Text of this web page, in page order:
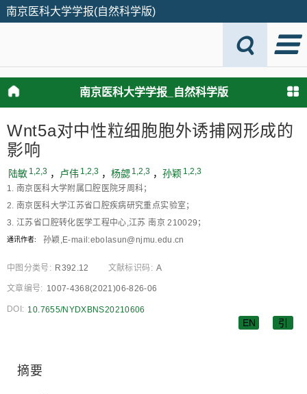
南京医科大学学报(自然科学版)
南京医科大学学报_自然科学版
引
EN
Wnt5a对中性粒细胞胞外诱捕网形成的
影响
陆敏 1,2,3 ， 卢伟 1,2,3 ， 杨勰 1,2,3 ， 孙颖 1,2,3
1. 南京医科大学附属口腔医院牙周科；
2. 南京医科大学江苏省口腔疾病研究重点实验室；
3. 江苏省口腔转化医学工程中心,江苏 南京 210029；
通讯作者: 孙颖,E⁃mail:ebolasun@njmu.edu.cn
中图分类号: R392.12 文献标识码: A
文章编号: 1007-4368(2021)06-826-06
DOI: 10.7655/NYDXBNS20210606
摘要